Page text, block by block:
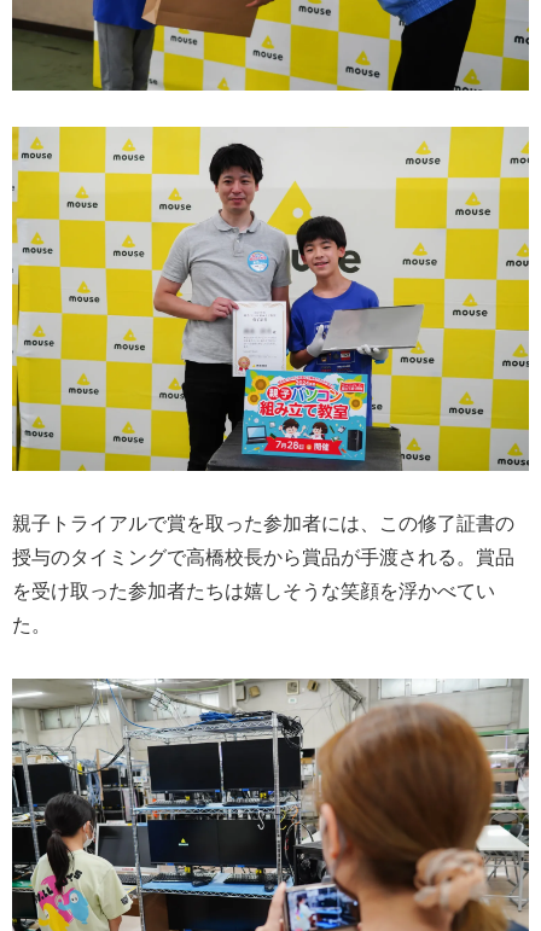
親子トライアルで賞を取った参加者には、この修了証書の
授与のタイミングで高橋校長から賞品が手渡される。賞品
を受け取った参加者たちは嬉しそうな笑顔を浮かべてい
た。